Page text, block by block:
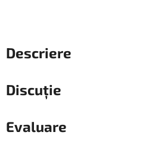
Descriere
Discuţie
Evaluare